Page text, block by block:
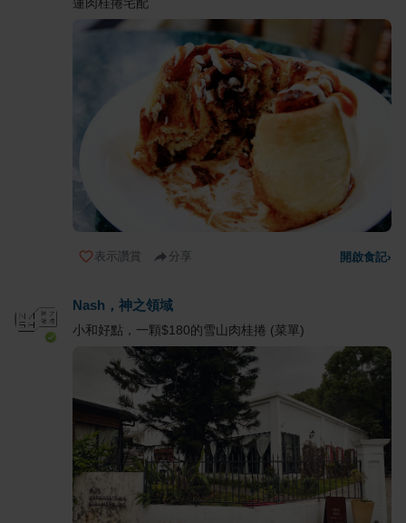
蓮肉桂捲宅配
表示讚賞 分享 開啟食記›
Nash，神之領域
小和好點，一顆$180的雪山肉桂捲 (菜單)